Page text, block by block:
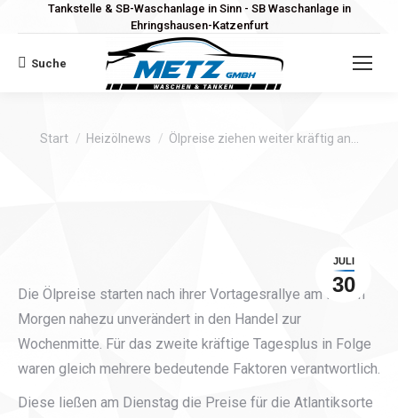
Tankstelle & SB-Waschanlage in Sinn - SB Waschanlage in
Ehringshausen-Katzenfurt
Search:
Suche
Sie befinden sich hier:
Start Heizölnews Ölpreise ziehen weiter kräftig an…
JULI
30
Die Ölpreise starten nach ihrer Vortagesrallye am frühen
Morgen nahezu unverändert in den Handel zur
Wochenmitte. Für das zweite kräftige Tagesplus in Folge
waren gleich mehrere bedeutende Faktoren verantwortlich.
Diese ließen am Dienstag die Preise für die Atlantiksorte